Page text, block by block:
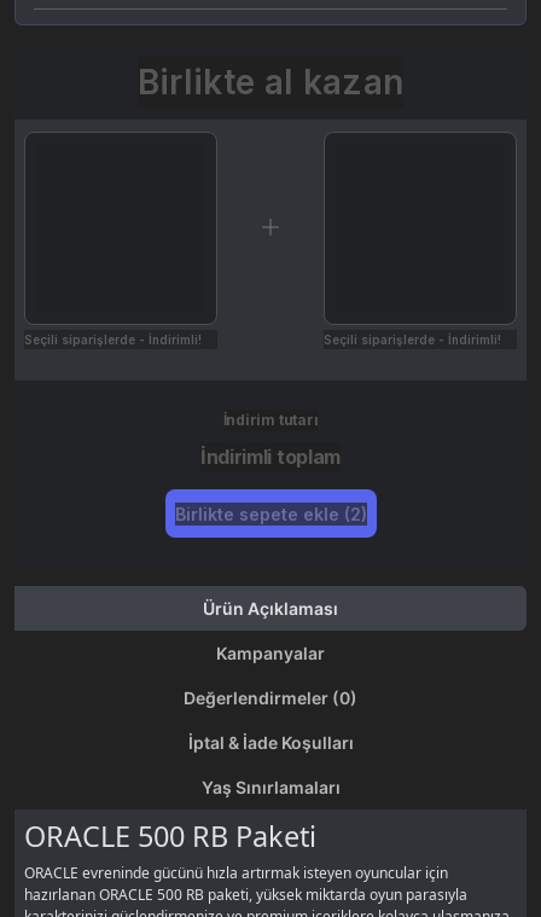
Birlikte al kazan
Seçili siparişlerde - İndirimli! Seçili siparişlerde - İndirimli!
İndirim tutarı
İndirimli toplam
Birlikte sepete ekle (2)
Ürün Açıklaması
Kampanyalar
Değerlendirmeler (0)
İptal & İade Koşulları
Yaş Sınırlamaları
ORACLE 500 RB Paketi
ORACLE evreninde gücünü hızla artırmak isteyen oyuncular için
hazırlanan ORACLE 500 RB paketi, yüksek miktarda oyun parasıyla